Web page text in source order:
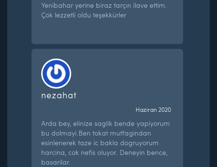
Yenibahar yerine biraz tarçın ilave ettim.
Çok lezzetli oldu teşekkürler
nezahat
Haziran 2020
Arda bey, elinize saglik bende yapiyorum
bu dolmayi.Ben tokat mutfagindan
esinlenerek taze ic bakla dogruyorum
harcina, cok nefis oluyor. Deneyin bence,
basarilar.